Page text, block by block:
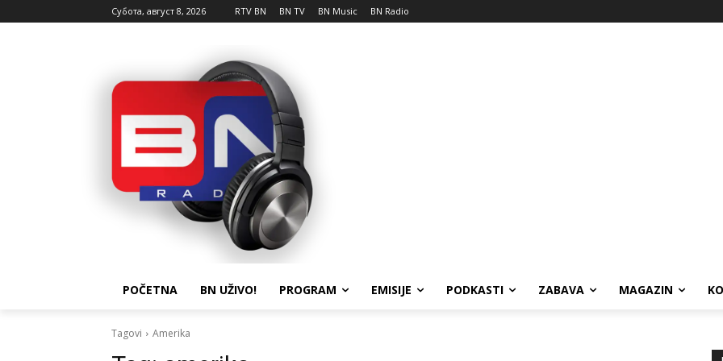
Субота, август 8, 2026 RTV BN BN TV BN Music BN Radio
POČETNA BN UŽIVO! PROGRAM EMISIJE PODKASTI ZABAVA MAGAZIN
Tagovi Amerika